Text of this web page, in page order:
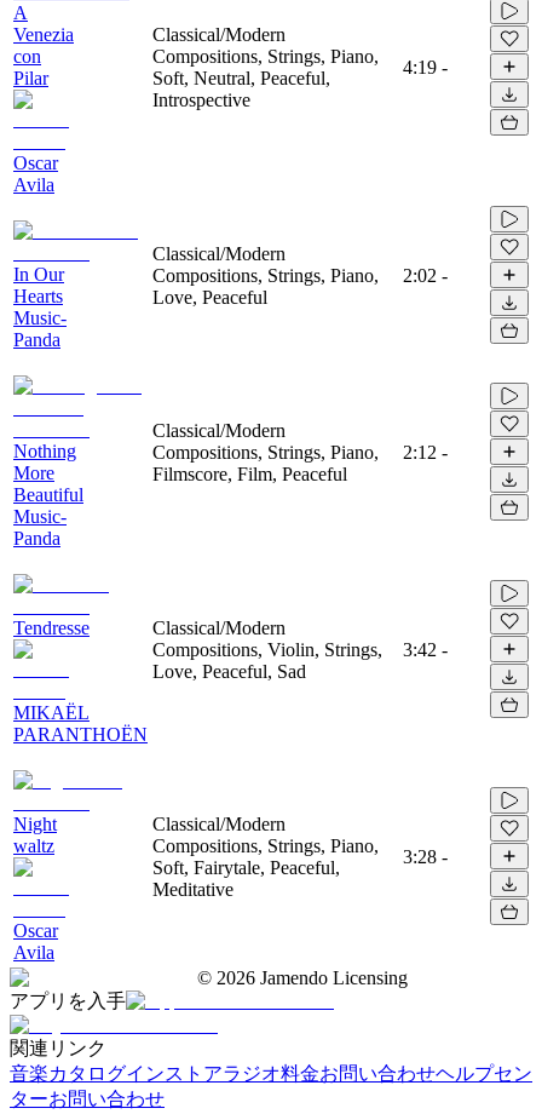
A
Venezia
con
Pilar
Oscar
Avila
Classical/Modern
Compositions, Strings, Piano,
Soft, Neutral, Peaceful,
Introspective
4:19 -
In Our
Hearts
Music-
Panda
Classical/Modern
Compositions, Strings, Piano,
Love, Peaceful
2:02 -
Nothing
More
Beautiful
Music-
Panda
Classical/Modern
Compositions, Strings, Piano,
Filmscore, Film, Peaceful
2:12 -
Tendresse
MIKAËL
PARANTHOËN
Classical/Modern
Compositions, Violin, Strings,
Love, Peaceful, Sad
3:42 -
Night
waltz
Oscar
Avila
Classical/Modern
Compositions, Strings, Piano,
Soft, Fairytale, Peaceful,
Meditative
3:28 -
© 2026 Jamendo Licensing
アプリを入手
関連リンク
音楽カタログインストアラジオ料金お問い合わせヘルプセン
ターお問い合わせ